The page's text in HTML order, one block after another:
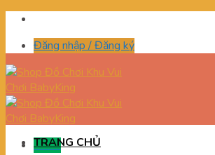
Skip
contentĐăng nhập / Đăng ký
Menu
TRANG CHỦ